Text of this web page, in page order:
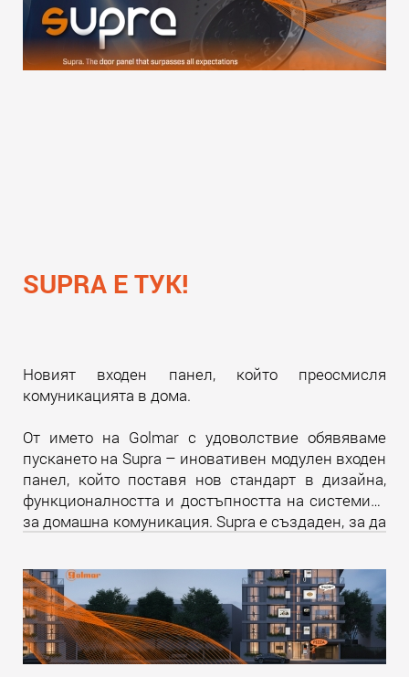
SUPRA Е ТУК!
Новият входен панел, който преосмисля
комуникацията в дома.
От името на Golmar с удоволствие обявяваме
пускането на Supra – иновативен модулен входен
панел, който поставя нов стандарт в дизайна,
функционалността и достъпността на системите
за домашна комуникация. Supra е създаден, за да
потребители, така и за професионалистите в
бранша.Прочети още